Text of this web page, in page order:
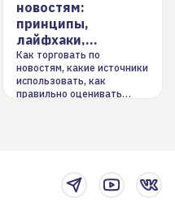
новостям:
принципы,
лайфхаки,
инструменты
Как торговать по
новостям, какие источники
использовать, как
правильно оценивать